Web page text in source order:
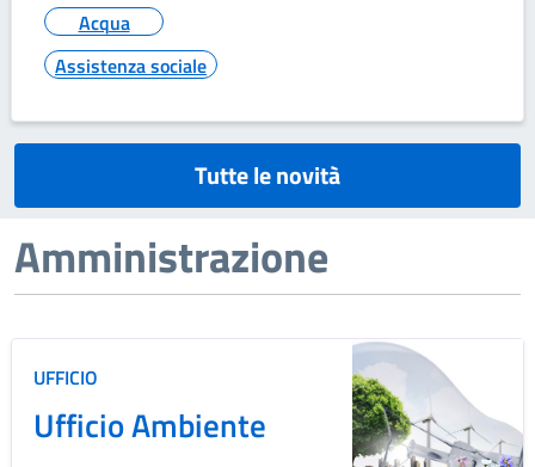
Acqua
Assistenza sociale
Tutte le novità
Amministrazione
UFFICIO
Ufficio Ambiente